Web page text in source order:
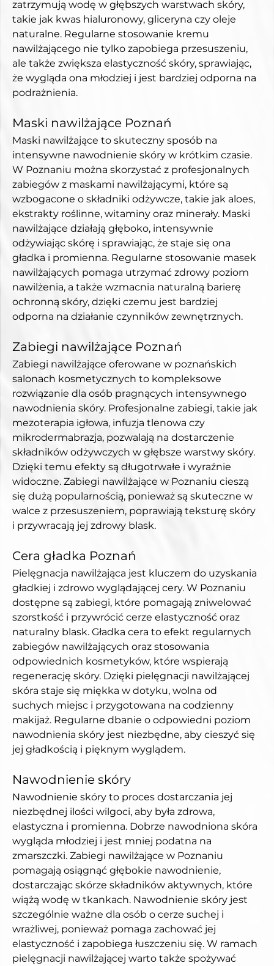
zatrzymują wodę w głębszych warstwach skóry,
takie jak kwas hialuronowy, gliceryna czy oleje
naturalne. Regularne stosowanie kremu
nawilżającego nie tylko zapobiega przesuszeniu,
ale także zwiększa elastyczność skóry, sprawiając,
że wygląda ona młodziej i jest bardziej odporna na
podrażnienia.
Maski nawilżające Poznań
Maski nawilżające to skuteczny sposób na
intensywne nawodnienie skóry w krótkim czasie.
W Poznaniu można skorzystać z profesjonalnych
zabiegów z maskami nawilżającymi, które są
wzbogacone o składniki odżywcze, takie jak aloes,
ekstrakty roślinne, witaminy oraz minerały. Maski
nawilżające działają głęboko, intensywnie
odżywiając skórę i sprawiając, że staje się ona
gładka i promienna. Regularne stosowanie masek
nawilżających pomaga utrzymać zdrowy poziom
nawilżenia, a także wzmacnia naturalną barierę
ochronną skóry, dzięki czemu jest bardziej
odporna na działanie czynników zewnętrznych.
Zabiegi nawilżające Poznań
Zabiegi nawilżające oferowane w poznańskich
salonach kosmetycznych to kompleksowe
rozwiązanie dla osób pragnących intensywnego
nawodnienia skóry. Profesjonalne zabiegi, takie jak
mezoterapia igłowa, infuzja tlenowa czy
mikrodermabrazja, pozwalają na dostarczenie
składników odżywczych w głębsze warstwy skóry.
Dzięki temu efekty są długotrwałe i wyraźnie
widoczne. Zabiegi nawilżające w Poznaniu cieszą
się dużą popularnością, ponieważ są skuteczne w
walce z przesuszeniem, poprawiają teksturę skóry
i przywracają jej zdrowy blask.
Cera gładka Poznań
Pielęgnacja nawilżająca jest kluczem do uzyskania
gładkiej i zdrowo wyglądającej cery. W Poznaniu
dostępne są zabiegi, które pomagają zniwelować
szorstkość i przywrócić cerze elastyczność oraz
naturalny blask. Gładka cera to efekt regularnych
zabiegów nawilżających oraz stosowania
odpowiednich kosmetyków, które wspierają
regenerację skóry. Dzięki pielęgnacji nawilżającej
skóra staje się miękka w dotyku, wolna od
suchych miejsc i przygotowana na codzienny
makijaż. Regularne dbanie o odpowiedni poziom
nawodnienia skóry jest niezbędne, aby cieszyć się
jej gładkością i pięknym wyglądem.
Nawodnienie skóry
Nawodnienie skóry to proces dostarczania jej
niezbędnej ilości wilgoci, aby była zdrowa,
elastyczna i promienna. Dobrze nawodniona skóra
wygląda młodziej i jest mniej podatna na
zmarszczki. Zabiegi nawilżające w Poznaniu
pomagają osiągnąć głębokie nawodnienie,
dostarczając skórze składników aktywnych, które
wiążą wodę w tkankach. Nawodnienie skóry jest
szczególnie ważne dla osób o cerze suchej i
wrażliwej, ponieważ pomaga zachować jej
elastyczność i zapobiega łuszczeniu się. W ramach
pielęgnacji nawilżającej warto także spożywać